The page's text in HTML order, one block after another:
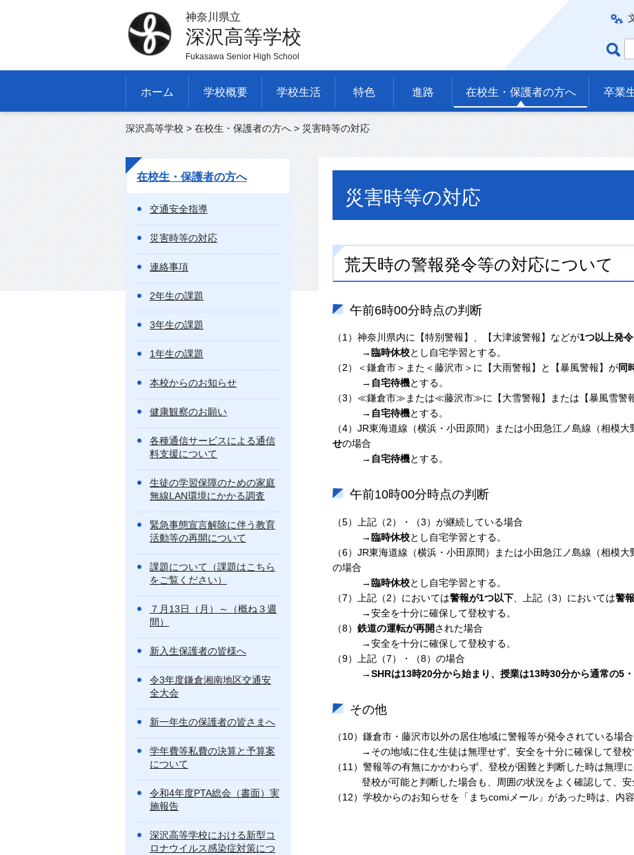
神奈川県立
深沢高等学校
Fukasawa Senior High School
ホーム 学校概要 学校生活 特色 進路 在校生・保護者の方へ 卒業
深沢高等学校>在校生・保護者の方へ> 災害時等の対応
在校生・保護者の方へ
交通安全指導
災害時等の対応
連絡事項
2年生の課題
3年生の課題
1年生の課題
本校からのお知らせ
健康観察のお願い
各種通信サービスによる通信
料支援について
生徒の学習保障のための家庭
無線LAN環境にかかる調査
緊急事態宣言解除に伴う教育
活動等の再開について
課題について（課題はこちら
をご覧ください）
７月13日（月）～（概ね３週
間）
新入生保護者の皆様へ
令3年度鎌倉湘南地区交通安
全大会
新一年生の保護者の皆さまへ
学年費等私費の決算と予算案
について
令和4年度PTA総会（書面）実
施報告
深沢高等学校における新型コ
ロナウイルス感染症対策につ
災害時等の対応
荒天時の警報発令等の対応について
午前6時00分時点の判断
（1）神奈川県内に【特別警報】、【大津波警報】などが1つ以上発令
→ 臨時休校とし自宅学習とする。
（2）＜鎌倉市＞また＜藤沢市＞に【大雨警報】と【暴風警報】が同
→ 自宅待機とする。
（3）≪鎌倉市≫または≪藤沢市≫に【大雪警報】または【暴風雪警
→ 自宅待機とする。
（4）JR東海道線（横浜・小田原間）または小田急江ノ島線（相模
せの場合
→ 自宅待機とする。
午前10時00分時点の判断
（5）上記（2）・（3）が継続している場合
→ 臨時休校とし自宅学習とする。
（6）JR東海道線（横浜・小田原間）または小田急江ノ島線（相模
の場合
→ 臨時休校とし自宅学習とする。
（7）上記（2）においては警報が1つ以下 、上記（3）においては警
→安全を十分に確保して登校する。
（8） 鉄道の運転が再開された場合
→安全を十分に確保して登校する。
（9）上記（7）・（8）の場合
→SHRは13時20分から始まり、授業は13時30分から通常の5
その他
（10）鎌倉市・藤沢市以外の居住地域に警報等が発令されている場合
→その地域に住む生徒は無理せず、安全を十分に確保して登校
（11）警報等の有無にかかわらず、登校が困難と判断した時は無理
登校が可能と判断した場合も、周囲の状況をよく確認して、安
（12）学校からのお知らせを「まちcomiメール」があった時は、内